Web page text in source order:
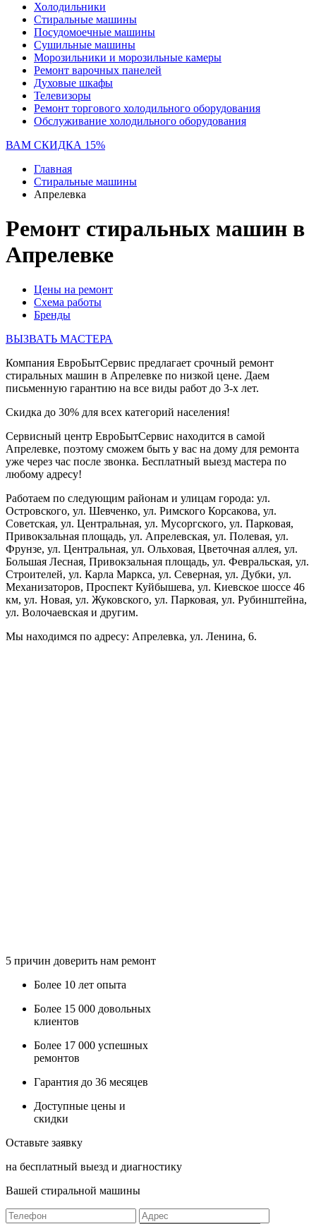
Холодильники
Стиральные машины
Посудомоечные машины
Сушильные машины
Морозильники и морозильные камеры
Ремонт варочных панелей
Духовые шкафы
Телевизоры
Ремонт торгового холодильного оборудования
Обслуживание холодильного оборудования
ВАМ СКИДКА 15%
Главная
Стиральные машины
Апрелевка
Ремонт стиральных машин в
Апрелевке
Цены на ремонт
Схема работы
Бренды
ВЫЗВАТЬ МАСТЕРА
Компания ЕвроБытСервис предлагает срочный ремонт
стиральных машин в Апрелевке по низкой цене. Даем
письменную гарантию на все виды работ до 3-х лет.
Скидка до 30% для всех категорий населения!
Сервисный центр ЕвроБытСервис находится в самой
Апрелевке, поэтому сможем быть у вас на дому для ремонта
уже через час после звонка. Бесплатный выезд мастера по
любому адресу!
Работаем по следующим районам и улицам города: ул.
Островского, ул. Шевченко, ул. Римского Корсакова, ул.
Советская, ул. Центральная, ул. Мусоргского, ул. Парковая,
Привокзальная площадь, ул. Апрелевская, ул. Полевая, ул.
Фрунзе, ул. Центральная, ул. Ольховая, Цветочная аллея, ул.
Большая Лесная, Привокзальная площадь, ул. Февральская, ул.
Строителей, ул. Карла Маркса, ул. Северная, ул. Дубки, ул.
Механизаторов, Проспект Куйбышева, ул. Киевское шоссе 46
км, ул. Новая, ул. Жуковского, ул. Парковая, ул. Рубинштейна,
ул. Волочаевская и другим.
Мы находимся по адресу: Апрелевка, ул. Ленина, 6.
5 причин доверить нам ремонт
Более 10 лет опыта
Более 15 000 довольных
клиентов
Более 17 000 успешных
ремонтов
Гарантия до 36 месяцев
Доступные цены и
скидки
Оставьте заявку
на бесплатный выезд и диагностику
Вашей стиральной машины